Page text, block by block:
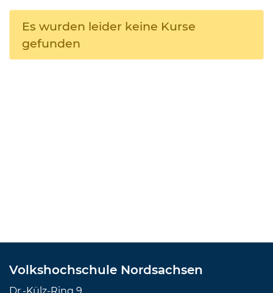
Es wurden leider keine Kurse
gefunden
Volkshochschule Nordsachsen